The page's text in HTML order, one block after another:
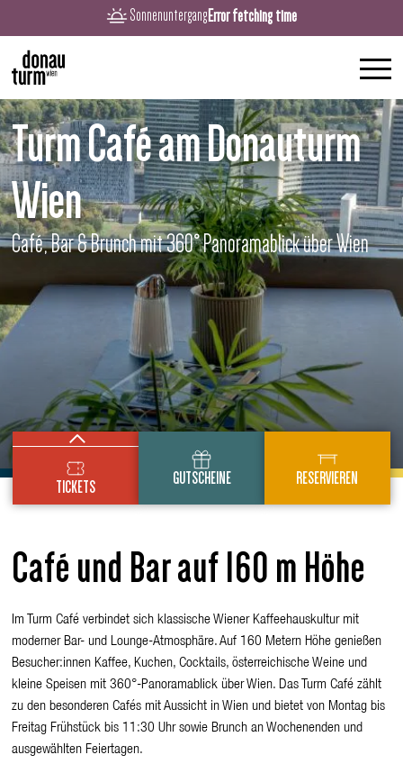
SonnenuntergangError fetching time
Turm Café am Donauturm
Wien
Café, Bar & Brunch mit 360° Panoramablick über Wien
TICKETS
Einzeltickets
Jahrestickets
Schule & Kita
GUTSCHEINE RESERVIEREN
Café und Bar auf 160 m Höhe
Im Turm Café verbindet sich klassische Wiener Kaffeehauskultur mit
moderner Bar- und Lounge-Atmosphäre. Auf 160 Metern Höhe genießen
Besucher:innen Kaffee, Kuchen, Cocktails, österreichische Weine und
kleine Speisen mit 360°-Panoramablick über Wien. Das Turm Café zählt
zu den besonderen Cafés mit Aussicht in Wien und bietet von Montag bis
Freitag Frühstück bis 11:30 Uhr sowie Brunch an Wochenenden und
ausgewählten Feiertagen.